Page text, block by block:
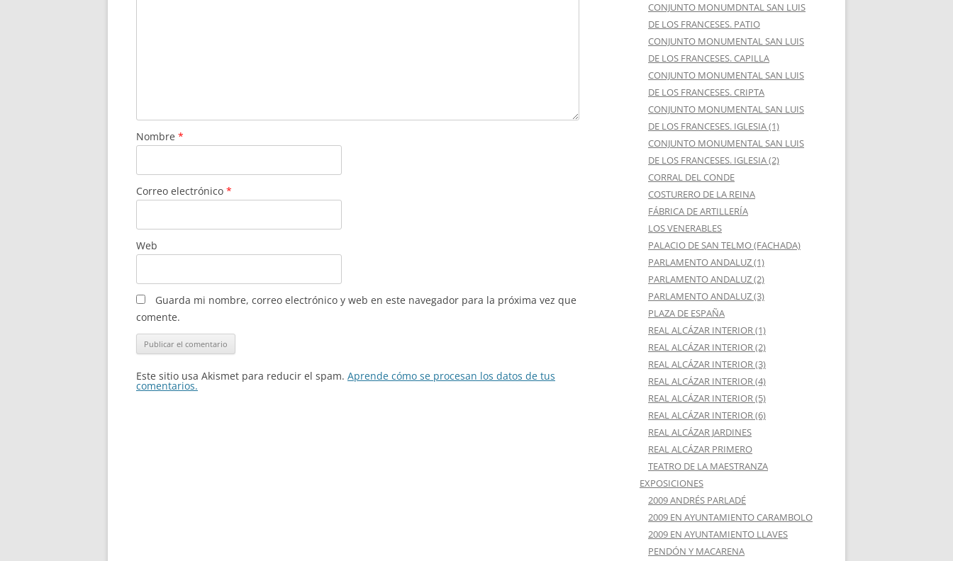
Nombre *
Correo electrónico *
Web
Guarda mi nombre, correo electrónico y web en este navegador para la próxima vez que
comente.
Este sitio usa Akismet para reducir el spam. Aprende cómo se procesan los datos de tus
comentarios.
CONJUNTO MONUMDNTAL SAN LUIS
DE LOS FRANCESES. PATIO
CONJUNTO MONUMENTAL SAN LUIS
DE LOS FRANCESES. CAPILLA
CONJUNTO MONUMENTAL SAN LUIS
DE LOS FRANCESES. CRIPTA
CONJUNTO MONUMENTAL SAN LUIS
DE LOS FRANCESES. IGLESIA (1)
CONJUNTO MONUMENTAL SAN LUIS
DE LOS FRANCESES. IGLESIA (2)
CORRAL DEL CONDE
COSTURERO DE LA REINA
FÁBRICA DE ARTILLERÍA
LOS VENERABLES
PALACIO DE SAN TELMO (FACHADA)
PARLAMENTO ANDALUZ (1)
PARLAMENTO ANDALUZ (2)
PARLAMENTO ANDALUZ (3)
PLAZA DE ESPAÑA
REAL ALCÁZAR INTERIOR (1)
REAL ALCÁZAR INTERIOR (2)
REAL ALCÁZAR INTERIOR (3)
REAL ALCÁZAR INTERIOR (4)
REAL ALCÁZAR INTERIOR (5)
REAL ALCÁZAR INTERIOR (6)
REAL ALCÁZAR JARDINES
REAL ALCÁZAR PRIMERO
TEATRO DE LA MAESTRANZA
EXPOSICIONES
2009 ANDRÉS PARLADÉ
2009 EN AYUNTAMIENTO CARAMBOLO
2009 EN AYUNTAMIENTO LLAVES
PENDÓN Y MACARENA